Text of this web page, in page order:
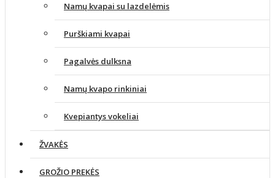
Namų kvapai su lazdelėmis
Purškiami kvapai
Pagalvės dulksna
Namų kvapo rinkiniai
Kvepiantys vokeliai
ŽVAKĖS
GROŽIO PREKĖS